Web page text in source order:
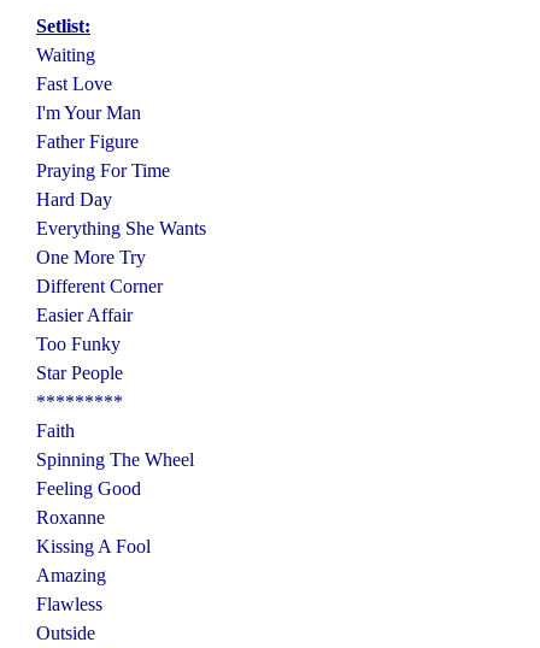
Setlist:
Waiting
Fast Love
I'm Your Man
Father Figure
Praying For Time
Hard Day
Everything She Wants
One More Try
Different Corner
Easier Affair
Too Funky
Star People
*********
Faith
Spinning The Wheel
Feeling Good
Roxanne
Kissing A Fool
Amazing
Flawless
Outside